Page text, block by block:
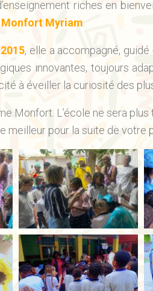
riches en
Myriam
, elle a accompagné,
innovantes, toujours
à éveiller la curiosité des
Monfort. L’école ne sera
meilleur pour la suite de votre